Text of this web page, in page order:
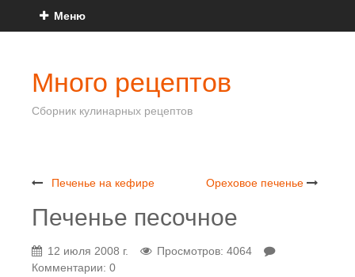
Меню
Много рецептов
Сборник кулинарных рецептов
Печенье на кефире Ореховое печенье
Печенье песочное
12 июля 2008 г.
Просмотров: 4064
Комментарии: 0